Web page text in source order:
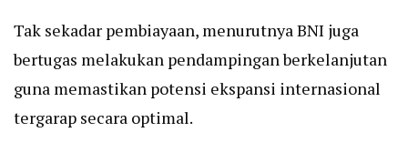
Tak sekadar pembiayaan, menurutnya BNI juga
bertugas melakukan pendampingan berkelanjutan
guna memastikan potensi ekspansi internasional
tergarap secara optimal.